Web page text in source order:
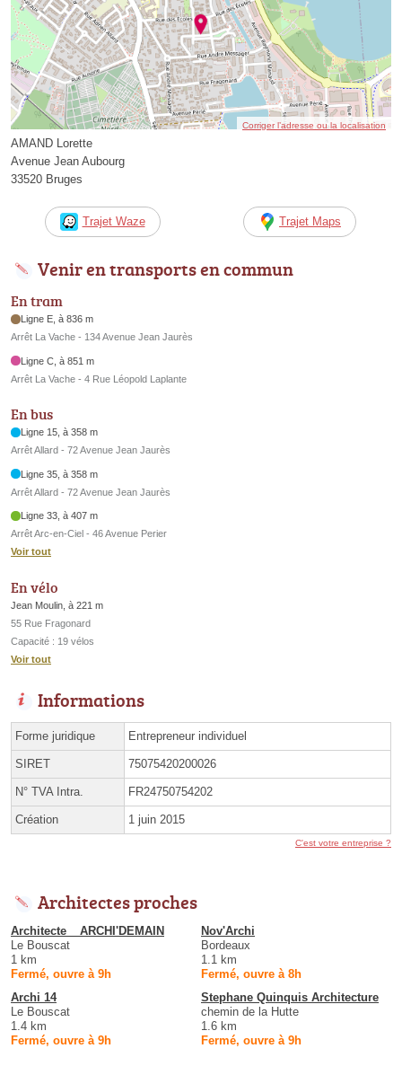
Corriger l’adresse ou la localisation
AMAND Lorette
Avenue Jean Aubourg
33520 Bruges
Trajet Waze Trajet Maps
Venir en transports en commun
En tram
Ligne E, à 836 m
Arrêt La Vache - 134 Avenue Jean Jaurès
Ligne C, à 851 m
Arrêt La Vache - 4 Rue Léopold Laplante
En bus
Ligne 15, à 358 m
Arrêt Allard - 72 Avenue Jean Jaurès
Ligne 35, à 358 m
Arrêt Allard - 72 Avenue Jean Jaurès
Ligne 33, à 407 m
Arrêt Arc-en-Ciel - 46 Avenue Perier
Voir tout
En vélo
Jean Moulin, à 221 m
55 Rue Fragonard
Capacité : 19 vélos
Voir tout
Informations
Forme juridique Entrepreneur individuel
SIRET 75075420200026
N° TVA Intra. FR24750754202
Création 1 juin 2015
C'est votre entreprise ?
Architectes proches
Architecte _ ARCHI'DEMAIN
Le Bouscat
1 km
Fermé, ouvre à 9h
Nov'Archi
Bordeaux
1.1 km
Fermé, ouvre à 8h
Archi 14
Le Bouscat
1.4 km
Fermé, ouvre à 9h
Stephane Quinquis Architecture
chemin de la Hutte
1.6 km
Fermé, ouvre à 9h